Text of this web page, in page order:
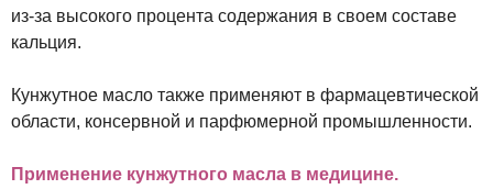
из-за высокого процента содержания в своем составе
кальция.
Кунжутное масло также применяют в фармацевтической
области, консервной и парфюмерной промышленности.
Применение кунжутного масла в медицине.